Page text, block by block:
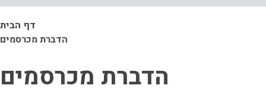
דף הבית
הדברת מכרסמים
הדברת מכרסמים